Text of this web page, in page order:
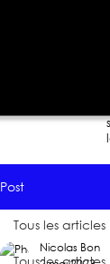
Post
Tous les articles
Nicolas Bon